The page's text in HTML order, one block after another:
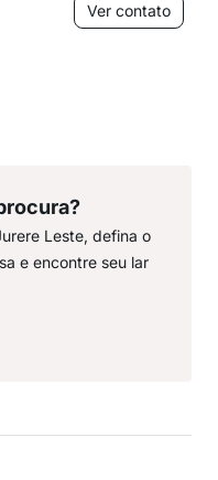
Ver contato
Leste, defina o
e encontre seu lar